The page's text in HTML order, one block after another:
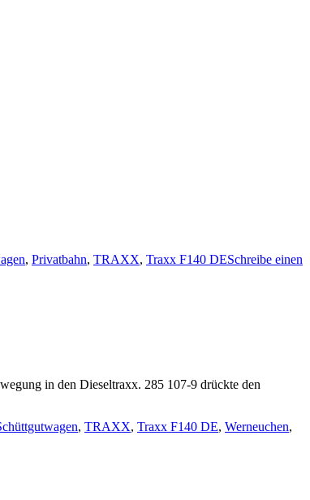
, Privatbahn, TRAXX, Traxx F140 DESchreibe einen
in den Dieseltraxx. 285 107-9 drückte den
, TRAXX, Traxx F140 DE, Werneuchen,